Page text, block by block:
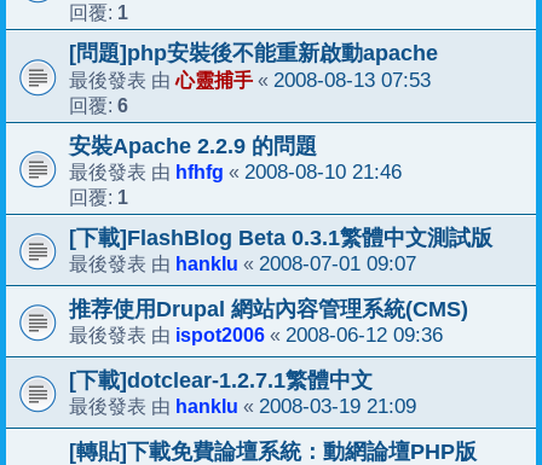
回覆: 1
[問題]php安裝後不能重新啟動apache
最後發表 由心靈捕手 « 2008-08-13 07:53
回覆: 6
安裝Apache 2.2.9 的問題
最後發表 由 hfhfg « 2008-08-10 21:46
回覆: 1
[下載]FlashBlog Beta 0.3.1繁體中文測試版
最後發表 由 hanklu « 2008-07-01 09:07
推荐使用Drupal 網站內容管理系統(CMS)
最後發表 由 ispot2006 « 2008-06-12 09:36
[下載]dotclear-1.2.7.1繁體中文
最後發表 由 hanklu « 2008-03-19 21:09
[轉貼]下載免費論壇系統：動網論壇PHP版